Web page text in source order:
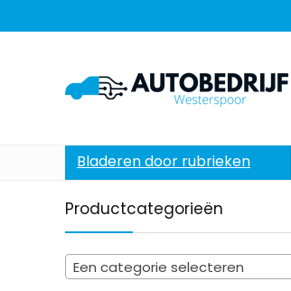
Bladeren door rubrieken
Productcategorieën
Een categorie selecteren